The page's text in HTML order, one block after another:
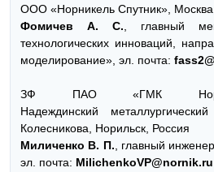
ООО «Норникель Спутник»,
Фомичев А. С. , главный
технологических инноваций,
моделирование», эл. почта:
ЗФ ПАО «ГМК
Надеждинский
Колесникова, Норильск, Россия
Миличенко В. П. , главный
эл. почта: MilichenkoVP@nornik.ru